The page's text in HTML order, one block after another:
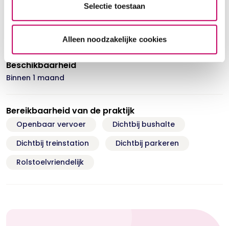
Selectie toestaan
Alleen noodzakelijke cookies
persoonlijkheidsproblematiek, hechting en trauma.
Eigen praktijk zie www.centrumhecht.nl en
Beschikbaarheid
Binnen 1 maand
Bereikbaarheid van de praktijk
Openbaar vervoer
Dichtbij bushalte
Dichtbij treinstation
Dichtbij parkeren
Rolstoelvriendelijk